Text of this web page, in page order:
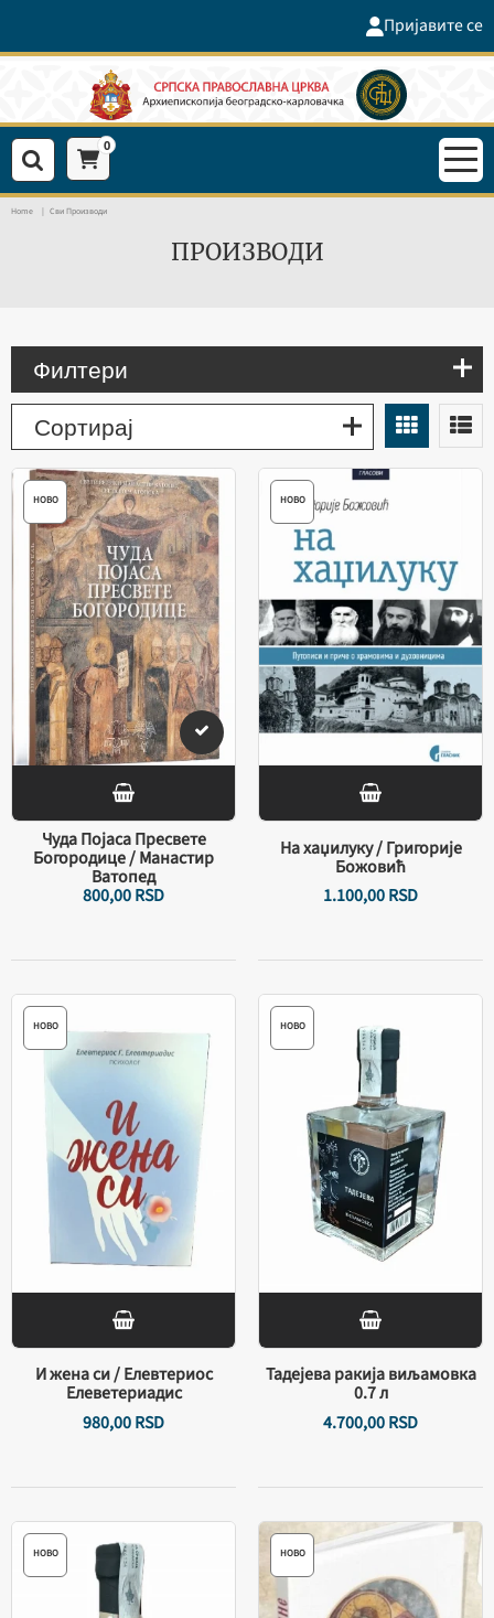
Пријавите се
0
Home Сви Производи
ПРОИЗВОДИ
Филтери
Сортирај
НОВО
Чуда Појаса Пресвете
Богородице / Манастир
Ватопед
800,00RSD
НОВО
На хаџилуку / Григорије
Божовић
1.100,00RSD
НОВО
И жена си / Елевтериос
Елеветериадис
980,00RSD
НОВО
Тадејева ракија виљамовка
0.7 л
4.700,00RSD
НОВО НОВО